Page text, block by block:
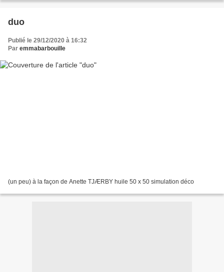
duo
Publié le 29/12/2020 à 16:32
Par emmabarbouille
(un peu) à la façon de Anette TJÆRBY huile 50 x 50 simulation déco